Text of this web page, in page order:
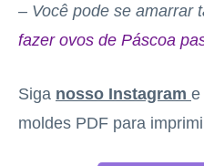
– Você pode se amarrar
fazer ovos de Páscoa
Siga nosso Instagram e
moldes PDF para